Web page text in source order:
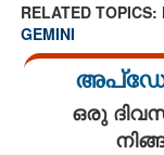
RELATED TOPICS:
GEMINI
ഒരു